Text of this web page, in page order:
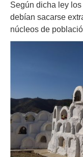
Según dicha ley
debían sacarse
núcleos de